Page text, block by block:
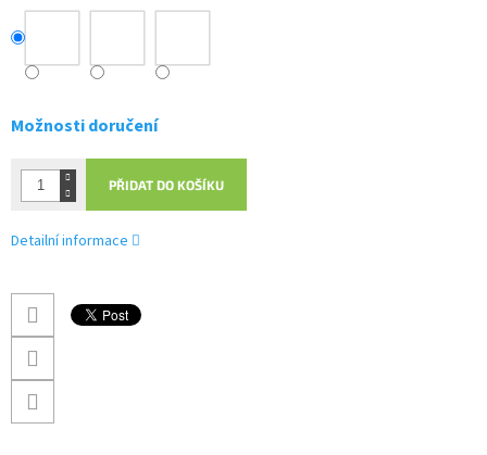
Možnosti doručení
PŘIDAT DO KOŠÍKU
Detailní informace